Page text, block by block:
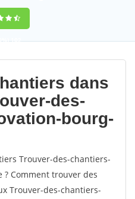
102
dans
des-
bourg-
Trouver-des-chantiers-
Comment trouver des
Trouver-des-chantiers-